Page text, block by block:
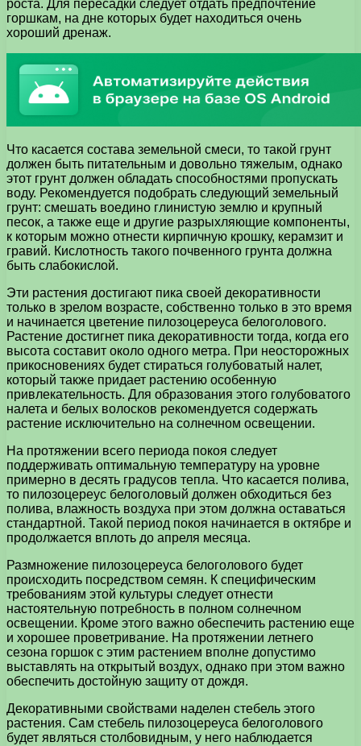
роста. Для пересадки следует отдать предпочтение
горшкам, на дне которых будет находиться очень
хороший дренаж.
Что касается состава земельной смеси, то такой грунт
должен быть питательным и довольно тяжелым, однако
этот грунт должен обладать способностями пропускать
воду. Рекомендуется подобрать следующий земельный
грунт: смешать воедино глинистую землю и крупный
песок, а также еще и другие разрыхляющие компоненты,
к которым можно отнести кирпичную крошку, керамзит и
гравий. Кислотность такого почвенного грунта должна
быть слабокислой.
Эти растения достигают пика своей декоративности
только в зрелом возрасте, собственно только в это время
и начинается цветение пилозоцереуса белоголового.
Растение достигнет пика декоративности тогда, когда его
высота составит около одного метра. При неосторожных
прикосновениях будет стираться голубоватый налет,
который также придает растению особенную
привлекательность. Для образования этого голубоватого
налета и белых волосков рекомендуется содержать
растение исключительно на солнечном освещении.
На протяжении всего периода покоя следует
поддерживать оптимальную температуру на уровне
примерно в десять градусов тепла. Что касается полива,
то пилозоцереус белоголовый должен обходиться без
полива, влажность воздуха при этом должна оставаться
стандартной. Такой период покоя начинается в октябре и
продолжается вплоть до апреля месяца.
Размножение пилозоцереуса белоголового будет
происходить посредством семян. К специфическим
требованиям этой культуры следует отнести
настоятельную потребность в полном солнечном
освещении. Кроме этого важно обеспечить растению еще
и хорошее проветривание. На протяжении летнего
сезона горшок с этим растением вполне допустимо
выставлять на открытый воздух, однако при этом важно
обеспечить достойную защиту от дождя.
Декоративными свойствами наделен стебель этого
растения. Сам стебель пилозоцереуса белоголового
будет являться столбовидным, у него наблюдается